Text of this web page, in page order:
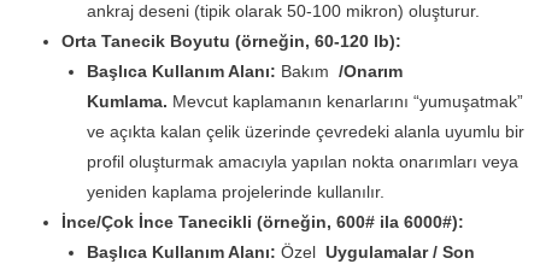
ankraj deseni (tipik olarak 50-100 mikron) oluşturur.
Orta Tanecik Boyutu (örneğin, 60-120 lb):
Başlıca Kullanım Alanı: Bakım /Onarım
Kumlama. Mevcut kaplamanın kenarlarını “yumuşatmak”
ve açıkta kalan çelik üzerinde çevredeki alanla uyumlu bir
profil oluşturmak amacıyla yapılan nokta onarımları veya
yeniden kaplama projelerinde kullanılır.
İnce/Çok İnce Tanecikli (örneğin, 600# ila 6000#):
Başlıca Kullanım Alanı: Özel Uygulamalar / Son